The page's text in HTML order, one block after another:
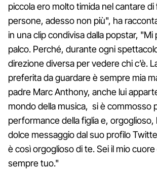
piccola ero molto timida nel cantare
persone, adesso non più", ha
in una clip condivisa dalla popstar, "Mi
palco. Perché, durante ogni
direzione diversa per vedere chi c’è.
preferita da guardare è sempre mia
padre Marc Anthony, anche lui
mondo della musica, si è commosso
performance della figlia e, orgoglioso,
dolce messaggio dal suo profilo
è così orgoglioso di te. Sei il mio
sempre tuo."